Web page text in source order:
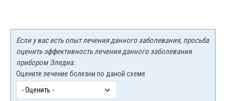
Если у вас есть опыт лечения данного заболевания, просьба
оценить эффективность лечения данного заболевания
прибором Эледиа.
Оцените лечение болезни по даной схеме